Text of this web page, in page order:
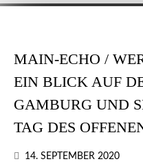
MAIN-ECHO /
EIN BLICK AUF
GAMBURG UND
TAG DES
14. SEPTEMBER 2020